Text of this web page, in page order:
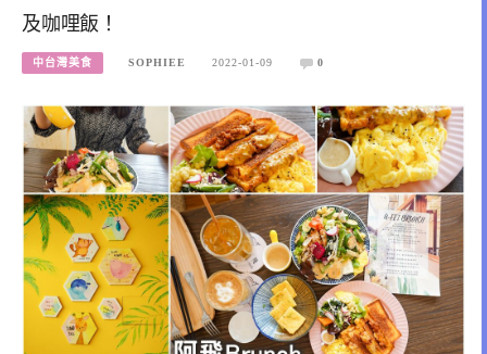
及咖哩飯！
中台灣美食 SOPHIEE 2022-01-09 0